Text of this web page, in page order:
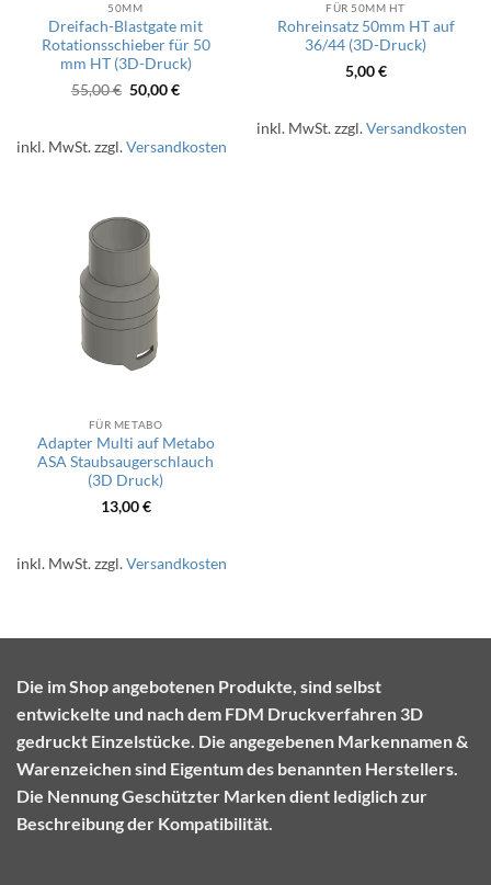
50MM
Dreifach-Blastgate mit
Rotationsschieber für 50
mm HT (3D-Druck)
55,00€ Ursprünglicher
Preis
50,00€Aktueller
inkl. MwSt.zzgl.Versandkosten
FÜR 50MM HT
Rohreinsatz 50mm HT auf
36/44 (3D-Druck)
5,00€
inkl. MwSt.zzgl.Versandkosten
FÜR METABO
Adapter Multi auf Metabo
ASA Staubsaugerschlauch
(3D Druck)
13,00€
inkl. MwSt.zzgl.Versandkosten
Die im Shop angebotenen Produkte, sind selbst
entwickelte und nach dem FDM Druckverfahren 3D
gedruckt Einzelstücke. Die angegebenen Markennamen &
Warenzeichen sind Eigentum des benannten Herstellers.
Die Nennung Geschützter Marken dient lediglich zur
Beschreibung der Kompatibilität.